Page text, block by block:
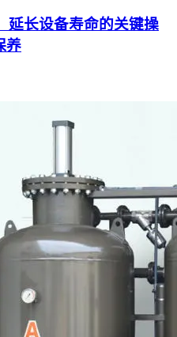
延长设备寿命的关键操
养